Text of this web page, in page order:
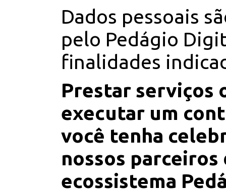
Dados pessoais
pelo Pedágio
finalidades
Prestar serviços
executar um
você tenha
nossos parceiros
ecossistema